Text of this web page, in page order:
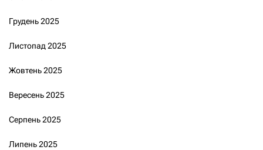
Грудень 2025
Листопад 2025
Жовтень 2025
Вересень 2025
Серпень 2025
Липень 2025